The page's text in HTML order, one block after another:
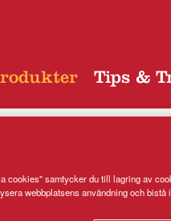
Tips &
cookies" samtycker du till lagring av
webbplatsens användning och